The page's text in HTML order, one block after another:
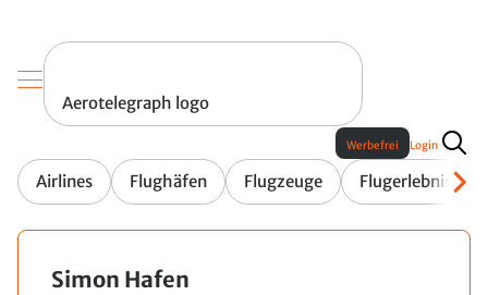
Aerotelegraph logo
Airlines Flughäfen Flugzeuge Flugerlebnis
Werbefrei Login
Simon Hafen